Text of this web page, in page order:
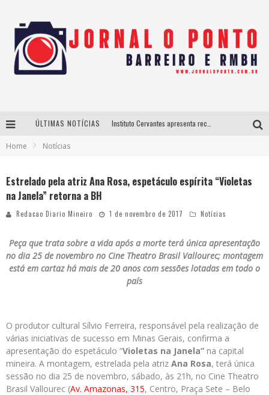
ÚLTIMAS NOTÍCIAS
Home Notícias
Estrelado pela atriz Ana Rosa, espetáculo espírita “Violetas
na Janela” retorna a BH
Redacao Diario Mineiro 1 de novembro de 2017 Notícias
Peça que trata sobre a vida após a morte terá única apresentação
no dia 25 de novembro no Cine Theatro Brasil Vallourec; montagem
está em cartaz há mais de 20 anos com sessões lotadas em todo o
país
O produtor cultural Sílvio Ferreira, responsável pela realização de
várias iniciativas de sucesso em Minas Gerais, confirma a
apresentação do espetáculo “Violetas na Janela” na capital
mineira. A montagem, estrelada pela atriz Ana Rosa, terá única
sessão no dia 25 de novembro, sábado, às 21h, no Cine Theatro
Brasil Vallourec (Av. Amazonas, 315, Centro, Praça Sete – Belo